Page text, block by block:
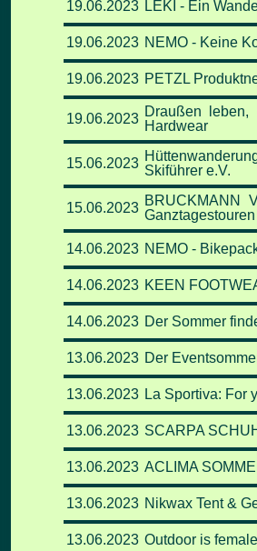
19.06.2023 LEKI - Ein
19.06.2023 NEMO - Keine
19.06.2023 PETZL
19.06.2023 Draußen
Hardwear
15.06.2023 Skiführer e.V.
15.06.2023 BRUCKMANN
14.06.2023 NEMO -
14.06.2023 KEEN
14.06.2023 Der Sommer
13.06.2023 Der
13.06.2023 La Sportiva: For
13.06.2023 SCARPA
13.06.2023 ACLIMA
13.06.2023 Nikwax Tent &
13.06.2023 Outdoor is